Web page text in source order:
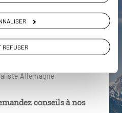
REFUSER
Allemagne
conseils à nos